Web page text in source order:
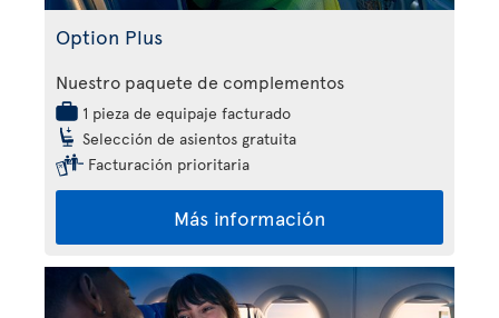
Option Plus
Nuestro paquete de complementos
1 pieza de equipaje facturado
Selección de asientos gratuita
Facturación prioritaria
Más información